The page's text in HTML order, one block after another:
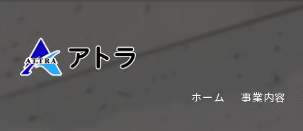
ホーム 事業内容